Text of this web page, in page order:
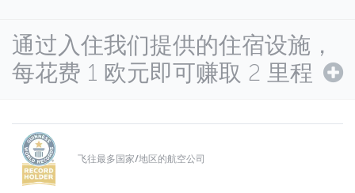
通过入住我们提供的住宿设施，
每花费 1 欧元即可赚取 2 里程
飞往最多国家/地区的航空公司